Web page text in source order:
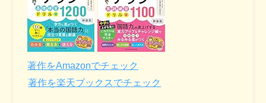
著作をAmazonでチェック
著作を楽天ブックスでチェック